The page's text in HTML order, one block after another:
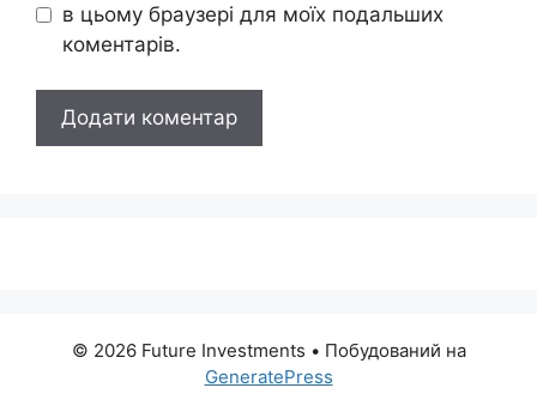
в цьому браузері для моїх подальших
коментарів.
© 2026 Future Investments • Побудований на
GeneratePress